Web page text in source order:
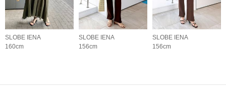
SLOBE IENA
160cm
SLOBE IENA
156cm
SLOBE IENA
156cm